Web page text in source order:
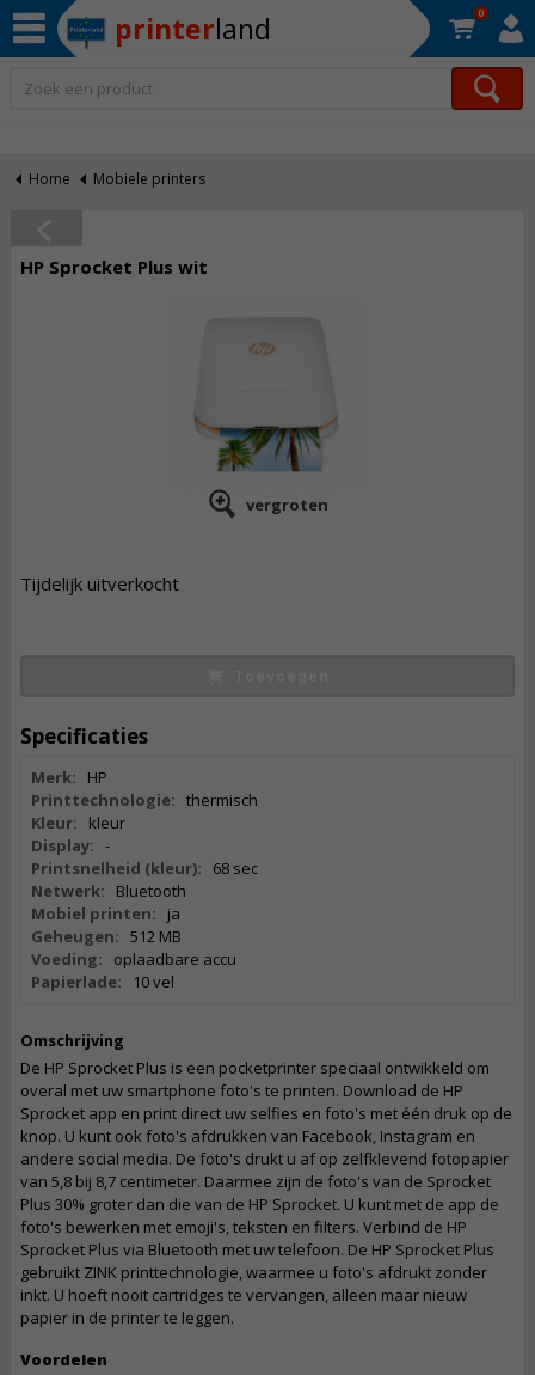
printerland 0
Home Mobiele printers
HP Sprocket Plus wit
vergroten
Tijdelijk uitverkocht
Specificaties
Merk:
HP
Printtechnologie: thermisch
Kleur:
kleur
Display: -
Printsnelheid (kleur):
68 sec
Netwerk:
Bluetooth
Mobiel printen:
ja
Geheugen: 512 MB
Voeding:
oplaadbare accu
Papierlade:
10 vel
Omschrijving
De HP Sprocket Plus is een pocketprinter speciaal ontwikkeld om
overal met uw smartphone foto's te printen. Download de HP
Sprocket app en print direct uw selfies en foto's met één druk op de
knop. U kunt ook foto's afdrukken van Facebook, Instagram en
andere social media. De foto's drukt u af op zelfklevend fotopapier
van 5,8 bij 8,7 centimeter. Daarmee zijn de foto's van de Sprocket
Plus 30% groter dan die van de HP Sprocket. U kunt met de app de
foto's bewerken met emoji's, teksten en filters. Verbind de HP
Sprocket Plus via Bluetooth met uw telefoon. De HP Sprocket Plus
gebruikt ZINK printtechnologie, waarmee u foto's afdrukt zonder
inkt. U hoeft nooit cartridges te vervangen, alleen maar nieuw
papier in de printer te leggen.
Voordelen